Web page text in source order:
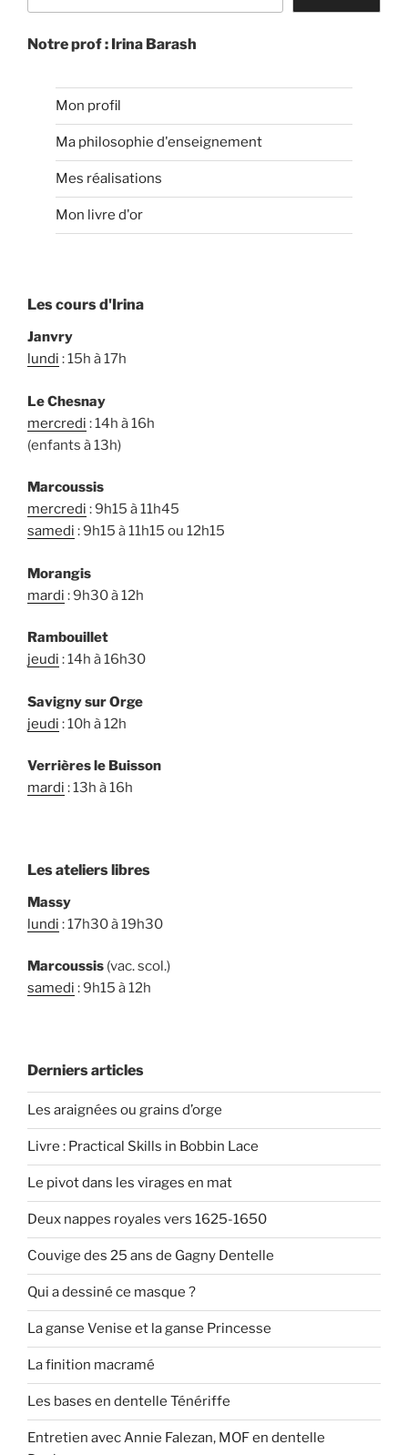
Notre prof : Irina Barash
Mon profil
Ma philosophie d'enseignement
Mes réalisations
Mon livre d'or
Les cours d'Irina
Janvry
lundi : 15h à 17h
Le Chesnay
mercredi : 14h à 16h
(enfants à 13h)
Marcoussis
mercredi : 9h15 à 11h45
samedi : 9h15 à 11h15 ou 12h15
Morangis
mardi : 9h30 à 12h
Rambouillet
jeudi : 14h à 16h30
Savigny sur Orge
jeudi : 10h à 12h
Verrières le Buisson
mardi : 13h à 16h
Les ateliers libres
Massy
lundi : 17h30 à 19h30
Marcoussis (vac. scol.)
samedi : 9h15 à 12h
Derniers articles
Les araignées ou grains d’orge
Livre : Practical Skills in Bobbin Lace
Le pivot dans les virages en mat
Deux nappes royales vers 1625-1650
Couvige des 25 ans de Gagny Dentelle
Qui a dessiné ce masque ?
La ganse Venise et la ganse Princesse
La finition macramé
Les bases en dentelle Ténériffe
Entretien avec Annie Falezan, MOF en dentelle